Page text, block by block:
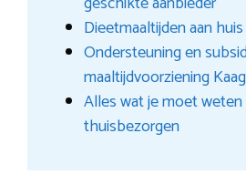
Dieetmaaltijden aan
Ondersteuning en
maaltijdvoorziening
Alles wat je moet
thuisbezorgen